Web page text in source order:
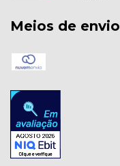
Meios de envio